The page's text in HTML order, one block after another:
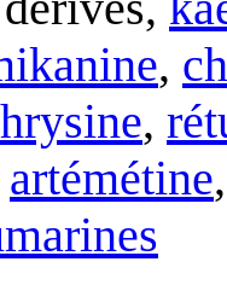
,
,
artémétine